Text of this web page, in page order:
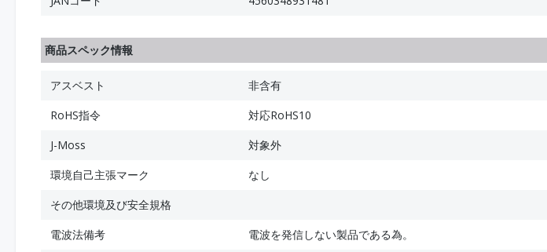
商品スペック情報
アスベスト
非含有
RoHS指令
対応RoHS10
J-Moss
対象外
環境自己主張マーク
なし
その他環境及び安全規格
電波法備考
電波を発信しない製品である為。